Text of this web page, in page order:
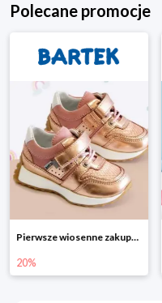
Polecane promocje
Pierwsze wiosenne zakupy -20%
20%